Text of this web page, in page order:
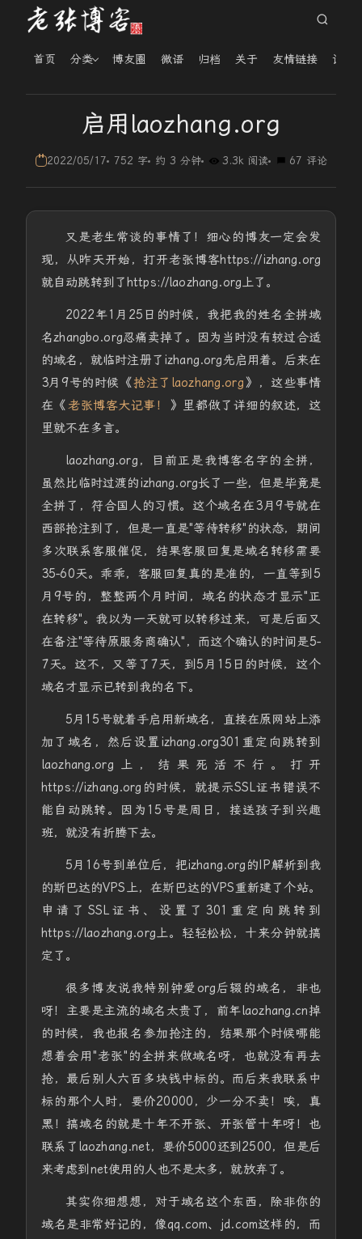
首页 分类 博友圈 微语 归档 关于 友情链接 读者
启用laozhang.org
2022/05/17 752 字 约 3 分钟 3.3k 阅读 67 评论
又是老生常谈的事情了！细心的博友一定会发
现，从昨天开始，打开老张博客https://izhang.org
就自动跳转到了https://laozhang.org上了。
2022年1月25日的时候，我把我的姓名全拼域
名zhangbo.org忍痛卖掉了。因为当时没有较过合适
的域名，就临时注册了izhang.org先启用着。后来在
3月9号的时候《抢注了laozhang.org 》，这些事情
在《老张博客大记事！
》里都做了详细的叙述，这
里就不在多言。
laozhang.org，目前正是我博客名字的全拼，
虽然比临时过渡的izhang.org长了一些，但是毕竟是
全拼了，符合国人的习惯。这个域名在3月9号就在
西部抢注到了，但是一直是"等待转移"的状态，期间
多次联系客服催促，结果客服回复是域名转移需要
35-60天。乖乖，客服回复真的是准的，一直等到5
月9号的，整整两个月时间，域名的状态才显示"正
在转移"。我以为一天就可以转移过来，可是后面又
在备注"等待原服务商确认"，而这个确认的时间是5-
7天。这不，又等了7天，到5月15日的时候，这个
域名才显示已转到我的名下。
5月15号就着手启用新域名，直接在原网站上添
加了域名，然后设置izhang.org301重定向跳转到
laozhang.org上，结果死活不行。打开
https://izhang.org的时候，就提示SSL证书错误不
能自动跳转。因为15号是周日，接送孩子到兴趣
班，就没有折腾下去。
5月16号到单位后，把izhang.org的IP解析到我
的斯巴达的VPS上，在斯巴达的VPS重新建了个站。
申请了SSL证书、设置了301重定向跳转到
https://laozhang.org上。轻轻松松，十来分钟就搞
定了。
很多博友说我特别钟爱org后辍的域名，非也
呀！主要是主流的域名太贵了，前年laozhang.cn掉
的时候，我也报名参加抢注的，结果那个时候哪能
想着会用"老张"的全拼来做域名呀，也就没有再去
抢，最后别人六百多块钱中标的。而后来我联系中
标的那个人时，要价20000，少一分不卖！唉，真
黑！搞域名的就是十年不开张、开张管十年呀！也
联系了laozhang.net，要价5000还到2500，但是后
来考虑到net使用的人也不是太多，就放弃了。
其实你细想想，对于域名这个东西，除非你的
域名是非常好记的，像qq.com、jd.com这样的，而